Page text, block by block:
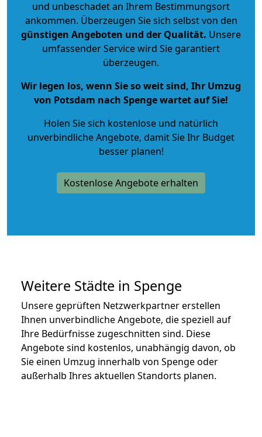
und unbeschadet an Ihrem Bestimmungsort
ankommen. Überzeugen Sie sich selbst von den
günstigen Angeboten und der Qualität. Unsere
umfassender Service wird Sie garantiert
überzeugen.
Wir legen los, wenn Sie so weit sind, Ihr Umzug
von Potsdam nach Spenge wartet auf Sie!
Holen Sie sich kostenlose und natürlich
unverbindliche Angebote, damit Sie Ihr Budget
besser planen!
Kostenlose Angebote erhalten
Weitere Städte in Spenge
Unsere geprüften Netzwerkpartner erstellen
Ihnen unverbindliche Angebote, die speziell auf
Ihre Bedürfnisse zugeschnitten sind. Diese
Angebote sind kostenlos, unabhängig davon, ob
Sie einen Umzug innerhalb von Spenge oder
außerhalb Ihres aktuellen Standorts planen.